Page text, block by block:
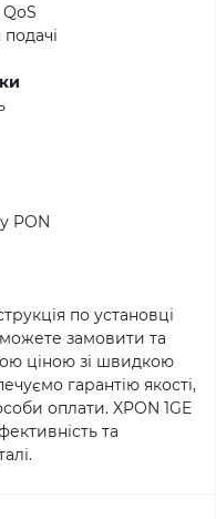
PON
по установці
замовити та
ціною зі швидкою
гарантію якості,
оплати. XPON 1GE
та